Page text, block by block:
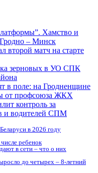
Хамство и
Гродно – Минск
второй матч на старте
зерновых в УО СПК
в поле: на Гродненщине
от профсоюза ЖКХ
контроль за
и водителей СПМ
в 2026 году
ребенок
в сети – что о них
до четырех – 8-летний